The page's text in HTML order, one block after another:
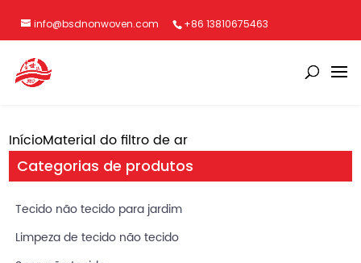
info@bsdnonwoven.com +86 13810675463
InícioMaterial do filtro de ar
Categorias de produtos
Tecido não tecido para jardim
Limpeza de tecido não tecido